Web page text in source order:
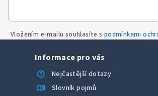
Vložením e-mailu souhlasíte s podmínkami
Informace pro vás
help
Nejčastější dotazy
menu_book Slovník pojmů